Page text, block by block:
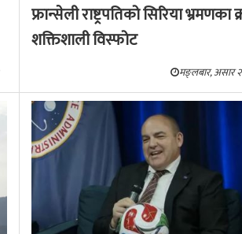
फ्रान्सेली राष्ट्रपतिको सिरिया भ्रमणका
शक्तिशाली विस्फोट
मङ्लबार, असार